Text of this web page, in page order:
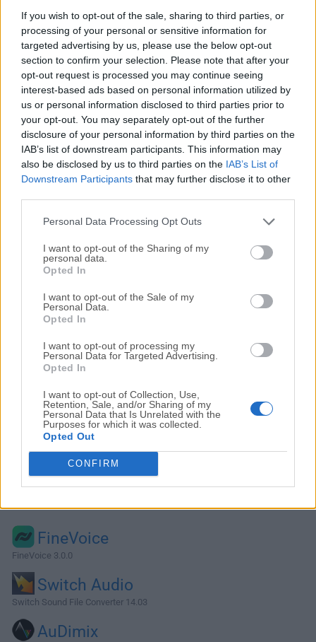
If you wish to opt-out of the sale, sharing to third parties, or
processing of your personal or sensitive information for
targeted advertising by us, please use the below opt-out
section to confirm your selection. Please note that after your
opt-out request is processed you may continue seeing
interest-based ads based on personal information utilized by
us or personal information disclosed to third parties prior to
your opt-out. You may separately opt-out of the further
disclosure of your personal information by third parties on the
IAB’s list of downstream participants. This information may
also be disclosed by us to third parties on the IAB’s List of
Downstream Participants that may further disclose it to other
Personal Data Processing Opt Outs
I want to opt-out of the Sharing of my
personal data.
Opted In
I want to opt-out of the Sale of my
Personal Data.
Opted In
I want to opt-out of processing my
Personal Data for Targeted Advertising.
Opted In
I want to opt-out of Collection, Use,
Retention, Sale, and/or Sharing of my
Personal Data that Is Unrelated with the
Purposes for which it was collected.
Opted Out
CONFIRM
AIMP es un reproductor de música completo diseñado
pensando en la calidad de sonido y en una funcionalidad
amplia y personalizable. Admite treinta formatos de audio.
El audio se procesa en 32 bits para un sonido nítido. El
reproductor cuenta con un ecualizador gráfico de 18
bandas con efectos de sonido adicionales incorporados.
Puedes ampliar la funcionalidad existente añadiendo
complementos de entrada, DSP y Gen de Winamp. Todas
las teclas de acceso rápido locales y globales son
personalizables. Soporte completo de Unicode.Puedes
convertir Audio CD a MP3, OGG, WAV o WMA. Del mismo
modo, puedes grabar sonido desde cualquier dispositivo de
audio en tu PC a formatos MP3, OGG, WAV o WMA. Puedes
FineVoice
FineVoice 3.0.0
Switch Audio
Switch Sound File Converter 14.03
AuDimix